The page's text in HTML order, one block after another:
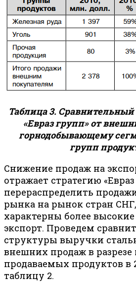
Таблица 3.
«Евраз групп» от
горнодобывающему
групп
Снижение продаж на
отражает стратегию
перераспределить
рынка на рынок стран
характерны более
экспорт. Проведем
структуры выручки
внешних продаж в разрезе
продаваемых продуктов в
таблицу 2.